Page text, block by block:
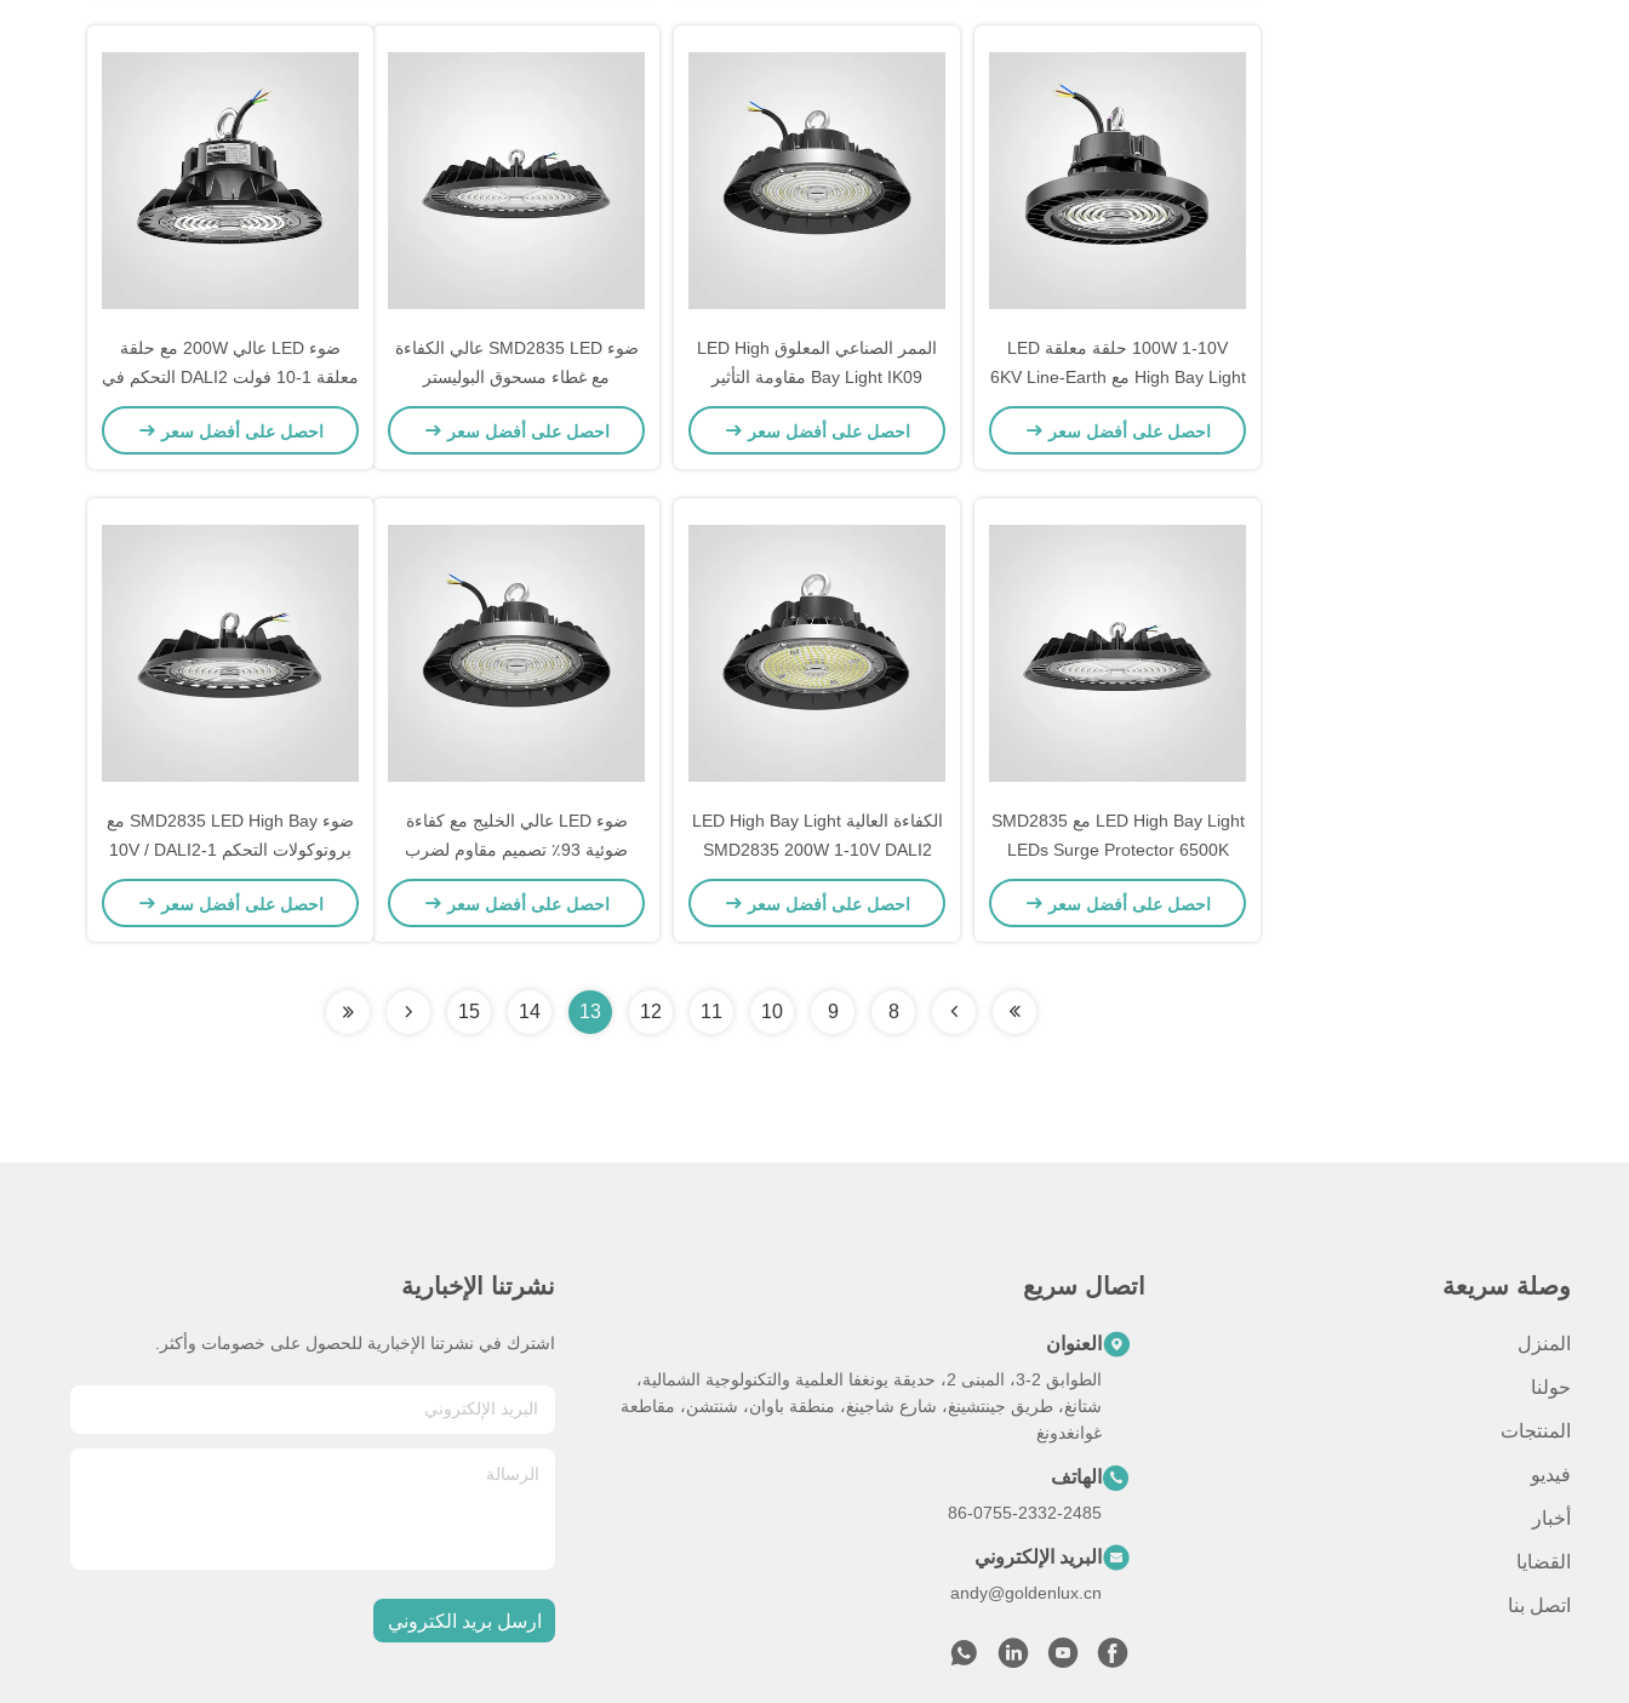
100W 1-10V حلقة معلقة LED
High Bay Light مع 6KV Line-Earth
Surge Protector
احصل على أفضل سعر
الممر الصناعي المعلوق LED High
Bay Light IK09 مقاومة التأثير
150W 5700K عدسة البوليكاربونات
احصل على أفضل سعر
ضوء SMD2835 LED عالي الكفاءة
مع غطاء مسحوق البوليستر
الإلكترونية
احصل على أفضل سعر
ضوء LED عالي 200W مع حلقة
معلقة 1-10 فولت DALI2 التحكم في
مختلف درجات الحرارة اللونية
احصل على أفضل سعر
LED High Bay Light مع SMD2835
LEDs Surge Protector 6500K
درجة حرارة اللون في المنازل
السوداء
احصل على أفضل سعر
الكفاءة العالية LED High Bay Light
SMD2835 200W 1-10V DALI2
التحكم 60° 90° 120° زاوية الشعاع
احصل على أفضل سعر
ضوء LED عالي الخليج مع كفاءة
ضوئية 93٪ تصميم مقاوم لضرب
زاوية الشعاع 120 °
احصل على أفضل سعر
ضوء SMD2835 LED High Bay مع
بروتوكولات التحكم 1-10V / DALI2
احصل على أفضل سعر
8
9
10
11
12
13
14
15
وصلة سريعة
المنزل
حولنا
المنتجات
فيديو
أخبار
القضايا
اتصل بنا
اتصال سريع
العنوان
الطوابق 2-3، المبنى 2، حديقة يونغفا العلمية والتكنولوجية الشمالية،
شتانغ، طريق جينتشينغ، شارع شاجينغ، منطقة باوان، شنتشن، مقاطعة
غوانغدونغ
الهاتف
86-0755-2332-2485
البريد الإلكتروني
andy@goldenlux.cn
نشرتنا الإخبارية
اشترك في نشرتنا الإخبارية للحصول على خصومات وأكثر.
ارسل بريد الكتروني